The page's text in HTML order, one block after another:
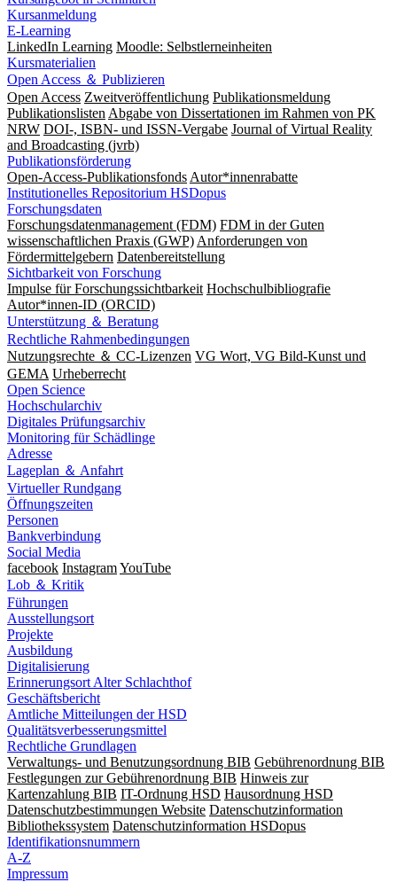
Kursanmeldung
E-Learning
LinkedIn Learning Moodle: Selbstlerneinheiten
Kursmaterialien
Open Access ＆ Publizieren
Open Access Zweitveröffentlichung Publikationsmeldung
Publikationslisten Abgabe von Dissertationen im Rahmen von PK
NRW DOI-, ISBN- und ISSN-Vergabe Journal of Virtual Reality
and Broadcasting (jvrb)
Publikationsförderung
Open-Access-Publikationsfonds Autor*innenrabatte
Institutionelles Repositorium HSDopus
Forschungsdaten
Forschungsdatenmanagement (FDM) FDM in der Guten
wissenschaftlichen Praxis (GWP) Anforderungen von
Fördermittelgebern Datenbereitstellung
Sichtbarkeit von Forschung
Impulse für Forschungssichtbarkeit Hochschulbibliografie
Autor*innen-ID (ORCID)
Unterstützung ＆ Beratung
Rechtliche Rahmenbedingungen
Nutzungsrechte ＆ CC-Lizenzen VG Wort, VG Bild-Kunst und
GEMA Urheberrecht
Open Science
Hochschularchiv
Digitales Prüfungsarchiv
Monitoring für Schädlinge
Adresse
Lageplan ＆ Anfahrt
Virtueller Rundgang
Öffnungszeiten
Personen
Bankverbindung
Social Media
facebook InstagramYouTube
Lob ＆ Kritik
Führungen
Ausstellungsort
Projekte
Ausbildung
Digitalisierung
Erinnerungsort Alter Schlachthof
Geschäftsbericht
Amtliche Mitteilungen der HSD
Qualitätsverbesserungsmittel
Rechtliche Grundlagen
Verwaltungs- und Benutzungsordnung BIB Gebührenordnung BIB
Festlegungen zur Gebührenordnung BIB Hinweis zur
Kartenzahlung BIB IT-Ordnung HSD Hausordnung HSD
Datenschutzbestimmungen Website Datenschutzinformation
Bibliothekssystem Datenschutzinformation HSDopus
Identifikationsnummern
A-Z
Impressum